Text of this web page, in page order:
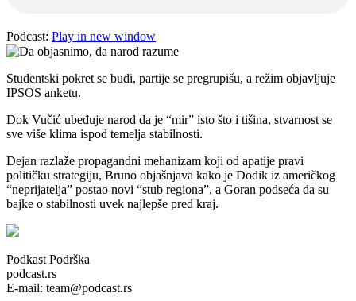
Podcast: Play in new window
Studentski pokret se budi, partije se pregrupišu, a režim objavljuje
IPSOS anketu.
Dok Vučić ubeđuje narod da je “mir” isto što i tišina, stvarnost se
sve više klima ispod temelja stabilnosti.
Dejan razlaže propagandni mehanizam koji od apatije pravi
političku strategiju, Bruno objašnjava kako je Dodik iz američkog
“neprijatelja” postao novi “stub regiona”, a Goran podseća da su
bajke o stabilnosti uvek najlepše pred kraj.
Podkast Podrška
podcast.rs
E-mail: team@podcast.rs